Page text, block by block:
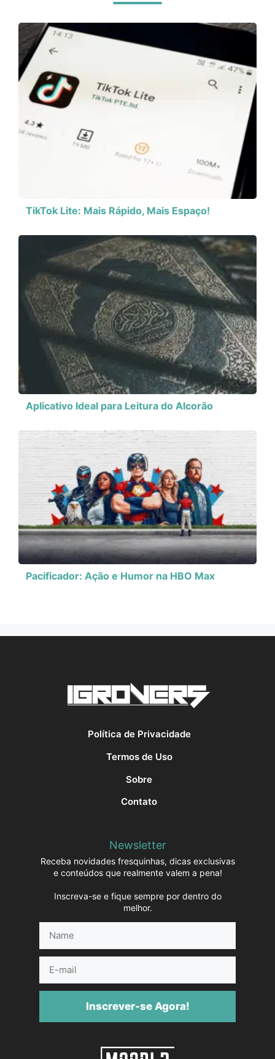
TikTok Lite: Mais Rápido, Mais Espaço!
Aplicativo Ideal para Leitura do Alcorão
Pacificador: Ação e Humor na HBO Max
Política de Privacidade
Termos de Uso
Sobre
Contato
Newsletter
Receba novidades fresquinhas, dicas exclusivas
e conteúdos que realmente valem a pena!
Inscreva-se e fique sempre por dentro do
melhor.
mail
Inscrever-se Agora!